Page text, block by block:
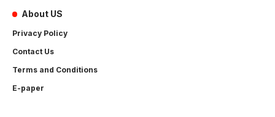
About US
Privacy Policy
Contact Us
Terms and Conditions
E-paper